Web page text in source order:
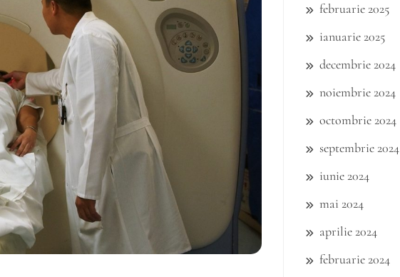
februarie 2025
ianuarie 2025
decembrie 2024
noiembrie 2024
octombrie 2024
septembrie 2024
iunie 2024
mai 2024
aprilie 2024
februarie 2024